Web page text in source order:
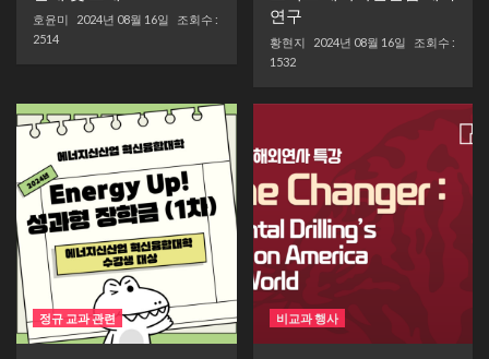
호윤미 2024년 08월 16일
조회수 :
2514
연구
황현지 2024년 08월 16일
조회수 :
1532
정규 교과 관련 비교과 행사